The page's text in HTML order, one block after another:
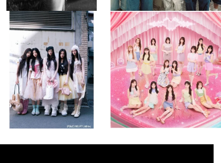
musicjapantv
💡8月特番放送決定！
8月 4
2 0
musicjapantv
💡8月特番放送決定！
...
8月 4
2 0